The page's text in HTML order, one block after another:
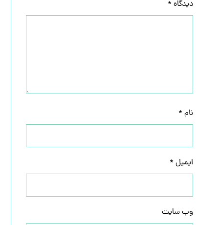
دیدگاه *
نام *
ایمیل *
وب‌ سایت